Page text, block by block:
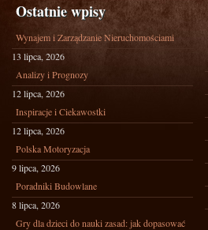
Ostatnie wpisy
Wynajem i Zarządzanie Nieruchomościami
13 lipca, 2026
Analizy i Prognozy
12 lipca, 2026
Inspiracje i Ciekawostki
12 lipca, 2026
Polska Motoryzacja
9 lipca, 2026
Poradniki Budowlane
8 lipca, 2026
Gry dla dzieci do nauki zasad: jak dopasować